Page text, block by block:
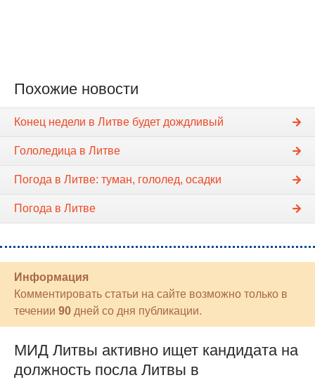
Похожие новости
Конец недели в Литве будет дождливый
Гололедица в Литве
Погода в Литве: туман, гололед, осадки
Погода в Литве
Информация
Комментировать статьи на сайте возможно только в
течении 90 дней со дня публикации.
МИД Литвы активно ищет кандидата на
должность посла Литвы в